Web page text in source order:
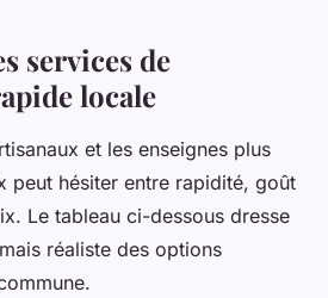
services de
locale
et les enseignes plus
peut hésiter entre rapidité, goût
Le tableau ci-dessous dresse
réaliste des options